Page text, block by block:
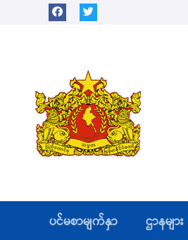
ပင်မစာမျက်နှာ ဌာနများ